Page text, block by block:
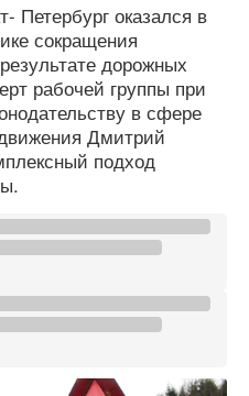
Петербург оказался в
сокращения
дорожных
рабочей группы при
в сфере
Дмитрий
подход